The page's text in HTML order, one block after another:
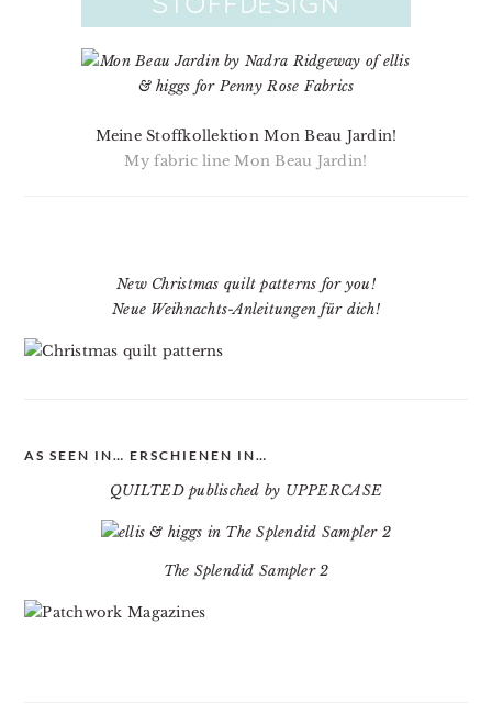
Meine Stoffkollektion Mon Beau Jardin!
My fabric line Mon Beau Jardin!
New Christmas quilt patterns for you!
Neue Weihnachts-Anleitungen für dich!
AS SEEN IN… ERSCHIENEN IN…
QUILTED publisched by UPPERCASE
The Splendid Sampler 2